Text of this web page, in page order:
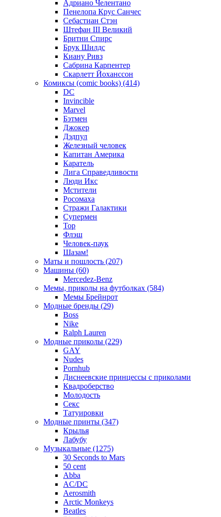
Адриано Челентано
Пенелопа Крус Санчес
Себастиан Стэн
Штефан III Великий
Бритни Спирс
Брук Шилдс
Киану Ривз
Сабрина Карпентер
Скарлетт Йоханссон
Комиксы (comic books) (414)
DC
Invincible
Marvel
Бэтмен
Джокер
Дэдпул
Железный человек
Капитан Америка
Каратель
Лига Справедливости
Люди Икс
Мстители
Росомаха
Стражи Галактики
Супермен
Тор
Флэш
Человек-паук
Шазам!
Маты и пошлость (207)
Машины (60)
Mercedez-Benz
Мемы, приколы на футболках (584)
Мемы Брейнрот
Модные бренды (29)
Boss
Nike
Ralph Lauren
Модные приколы (229)
GAY
Nudes
Pornhub
Диснеевские принцессы с приколами
Квадроберство
Молодость
Секс
Татуировки
Модные принты (347)
Крылья
Лабубу
Музыкальные (1275)
30 Seconds to Mars
50 cent
Abba
AC/DC
Aerosmith
Arctic Monkeys
Beatles